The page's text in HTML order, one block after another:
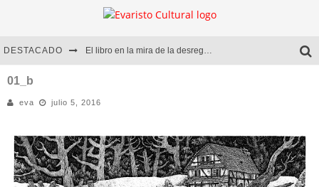
DESTACADO El libro en la mira de la desregulación
Diego Meret | Hotel Acapulco
Alejandra Correa | La nieve
01_b
eva julio 5, 2016